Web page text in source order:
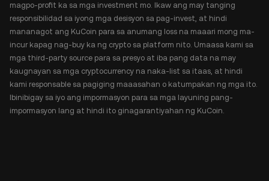
magpo-profit ka sa mga investment mo. Ikaw ang may tanging
responsibilidad sa iyong mga desisyon sa pag-invest, at hindi
mananagot ang KuCoin para sa anumang loss na maaari mong ma-
incur kapag nag-buy ka ng crypto sa platform nito. Umaasa kami sa
mga third-party source para sa presyo at iba pang data na may
kaugnayan sa mga cryptocurrency na naka-list sa itaas, at hindi
kami responsable sa pagiging maaasahan o katumpakan ng mga ito.
Ibinibigay sa iyo ang impormasyon para sa mga layuning pang-
impormasyon lang at hindi ito ginagarantiyahan ng KuCoin.